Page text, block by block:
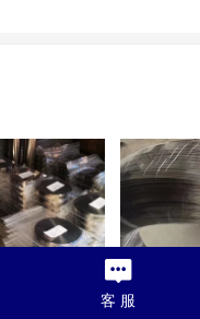
方盘 Gr23 抛
客 服